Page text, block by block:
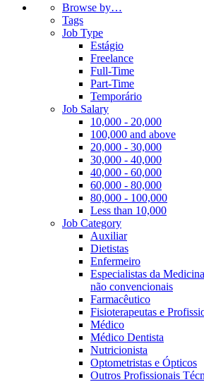
Browse by…
Tags
Job Type
Estágio
Freelance
Full-Time
Part-Time
Temporário
Job Salary
10,000 - 20,000
100,000 and above
20,000 - 30,000
30,000 - 40,000
40,000 - 60,000
60,000 - 80,000
80,000 - 100,000
Less than 10,000
Job Category
Auxiliar
Dietistas
Enfermeiro
Especialistas da
não convencionais
Farmacêutico
Fisioterapeutas e
Médico
Médico Dentista
Nutricionista
Optometristas e Ópticos
Outros Profissionais